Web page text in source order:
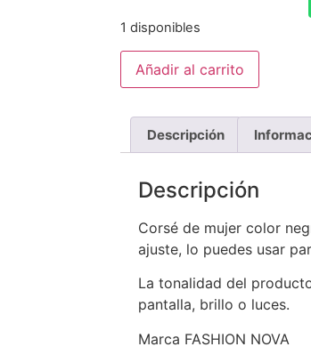
1 disponibles
Añadir al carrito
Descripción
Descripción
Corsé de mujer color
ajuste, lo puedes usar
La tonalidad del
pantalla, brillo o luces.
Marca FASHION NOVA